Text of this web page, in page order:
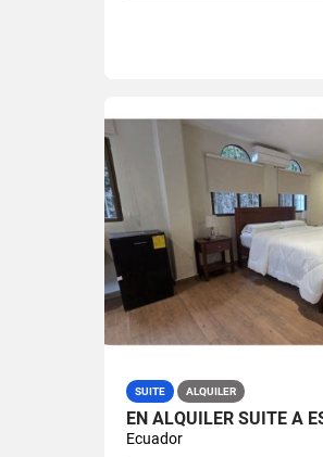
SUITE ALQUILER
Ecuador